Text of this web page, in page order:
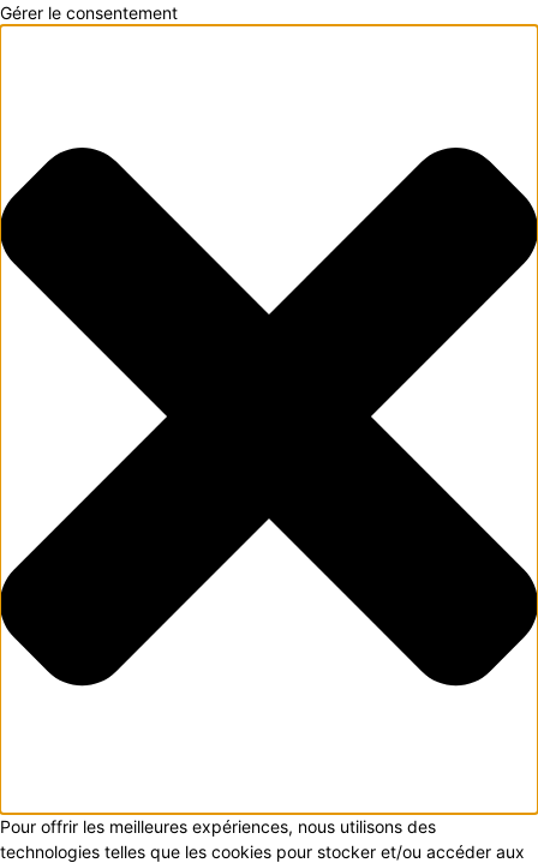
Gérer le consentement
Pour offrir les meilleures expériences, nous utilisons des
technologies telles que les cookies pour stocker et/ou accéder aux